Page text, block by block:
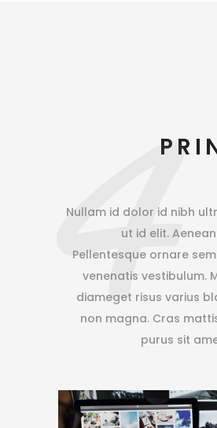
4
Nullam id dolor id nibh
ut id elit.
Pellentesque ornare
venenatis vestibulum.
diameget risus varius
non magna. Cras
purus sit